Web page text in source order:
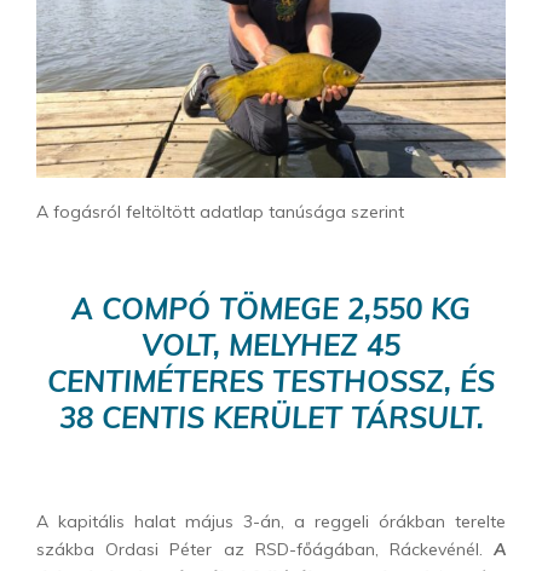
A fogásról feltöltött adatlap tanúsága szerint
A COMPÓ TÖMEGE 2,550 KG
VOLT, MELYHEZ 45
CENTIMÉTERES TESTHOSSZ, ÉS
38 CENTIS KERÜLET TÁRSULT.
A kapitális halat május 3-án, a reggeli órákban terelte
szákba Ordasi Péter az RSD-főágában, Ráckevénél. A